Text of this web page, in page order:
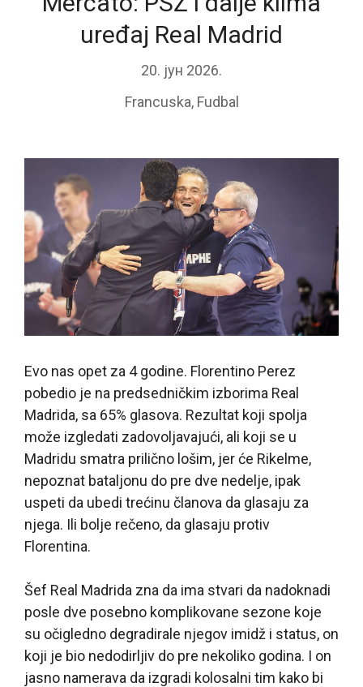
uređaj Real Madrid
20. јун 2026.
Francuska, Fudbal
Evo nas opet za 4 godine. Florentino Perez
pobedio je na predsedničkim izborima Real
Madrida, sa 65% glasova. Rezultat koji spolja
može izgledati zadovoljavajući, ali koji se u
Madridu smatra prilično lošim, jer će Rikelme,
nepoznat bataljonu do pre dve nedelje, ipak
uspeti da ubedi trećinu članova da glasaju za
njega. Ili bolje rečeno, da glasaju protiv
Florentina.
Šef Real Madrida zna da ima stvari da nadoknadi
posle dve posebno komplikovane sezone koje
su očigledno degradirale njegov imidž i status, on
koji je bio nedodirljiv do pre nekoliko godina. I on
jasno namerava da izgradi kolosalni tim kako bi